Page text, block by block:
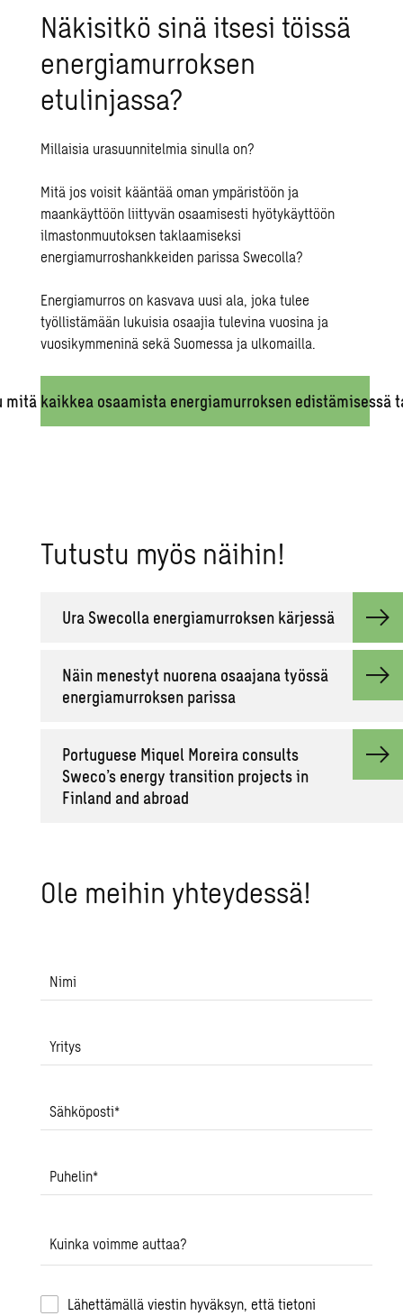
Näkisitkö sinä itsesi töissä
energiamurroksen
etulinjassa?
Millaisia urasuunnitelmia sinulla on?
Mitä jos voisit kääntää oman ympäristöön ja
maankäyttöön liittyvän osaamisesti hyötykäyttöön
ilmastonmuutoksen taklaamiseksi
energiamurroshankkeiden parissa Swecolla?
Energiamurros on kasvava uusi ala, joka tulee
työllistämään lukuisia osaajia tulevina vuosina ja
vuosikymmeninä sekä Suomessa ja ulkomailla.
mitä kaikkea osaamista energiamurroksen edistämisessä
Tu­tus­tu myös näi­hin!
Ura Swecol­la ener­gia­mur­rok­sen kär­jes­sä
Näin me­nes­tyt nuo­re­na osaa­ja­na työs­sä
ener­gia­mur­rok­sen pa­ris­sa
Por­tu­gue­se Miquel Mo­rei­ra con­sults
Sweco’s ener­gy tran­si­tion pro­jects in
Fin­land and abroad
Ole mei­hin yh­tey­des­sä!
Nimi
Yritys
Sähköposti*
Puhelin*
Kuinka voimme auttaa?
Lähettämällä viestin hyväksyn, että tietoni